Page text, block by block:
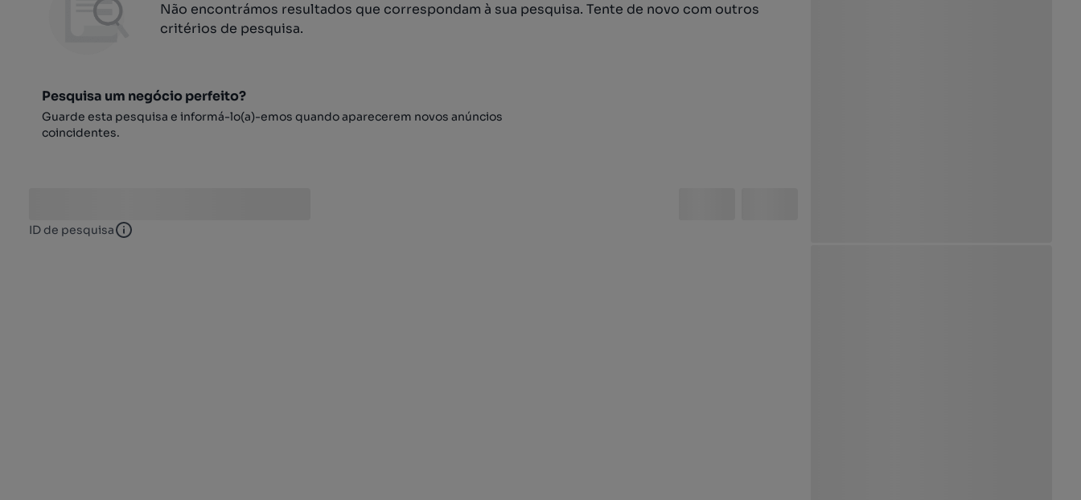
Não encontrámos resultados que correspondam à sua pesquisa. Tente de novo com outros
critérios de pesquisa.
Pesquisa um negócio perfeito?
Guarde esta pesquisa e informá-lo(a)-emos quando aparecerem novos anúncios
coincidentes.
ID de pesquisa ID de pesquisa